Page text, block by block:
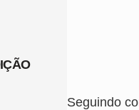
Seguindo